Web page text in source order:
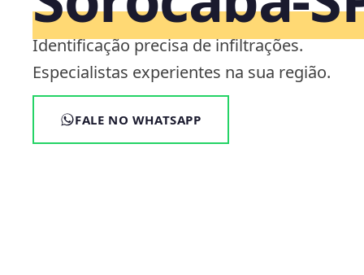
Identificação precisa de infiltrações.
Especialistas experientes na sua região.
FALE NO WHATSAPP